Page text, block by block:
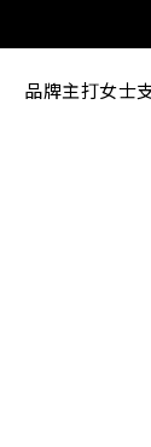
品牌主打女士